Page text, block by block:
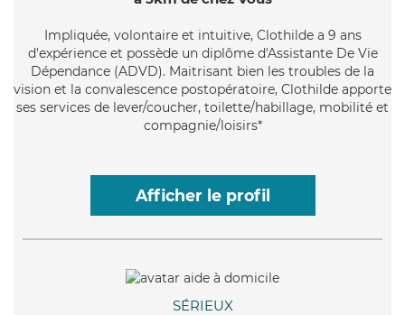
Impliquée, volontaire et intuitive, Clothilde a 9 ans
d'expérience et possède un diplôme d'Assistante De Vie
Dépendance (ADVD). Maitrisant bien les troubles de la
vision et la convalescence postopératoire, Clothilde apporte
ses services de lever/coucher, toilette/habillage, mobilité et
compagnie/loisirs*
Afficher le profil
SÉRIEUX